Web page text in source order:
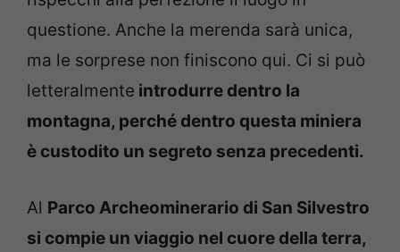
questione. Anche la merenda sarà unica,
ma le sorprese non finiscono qui. Ci si può
letteralmente introdurre dentro la
montagna, perché dentro questa miniera
è custodito un segreto senza precedenti.
Al Parco Archeominerario di San Silvestro
si compie un viaggio nel cuore della terra,